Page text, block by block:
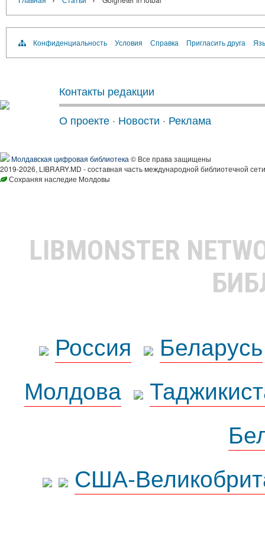
Конфиденциальность Условия Справка Пригласить друга
Контакты редакции
О проекте · Новости · Реклама
Молдавская цифровая библиотека© Все права защищены
2019-2026, LIBRARY.MD - составная часть международной библиотечной
Сохраняя наследие Молдовы
LIBMONSTER
Россия
Беларусь
Молдова
США-